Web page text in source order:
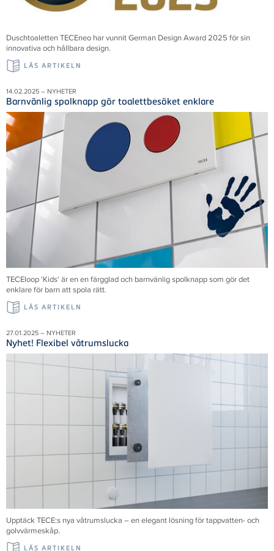
Duschtoaletten TECEneo har vunnit German Design Award 2025 för sin
innovativa och hållbara design.
LÄS ARTIKELN
14.02.2025 – NYHETER
Barnvänlig spolknapp gör toalettbesöket enklare
TECEloop 'Kids' är en en färgglad och barnvänlig spolknapp som gör det
enklare för barn att spola rätt.
LÄS ARTIKELN
27.01.2025 – NYHETER
Nyhet! Flexibel våtrumslucka
Upptäck TECE:s nya våtrumslucka – en elegant lösning för tappvatten- och
golvvärmeskåp.
LÄS ARTIKELN